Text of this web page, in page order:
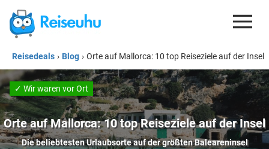
REISEDEALS
GUTSCHEINE
KREDITKARTEN
ESIM
Reisedeals › Blog › Orte auf Mallorca: 10 top Reiseziele auf der Insel
✓ Wir waren vor Ort
Orte auf Mallorca: 10 top Reiseziele auf der Insel
Die beliebtesten Urlaubsorte auf der größten Baleareninsel